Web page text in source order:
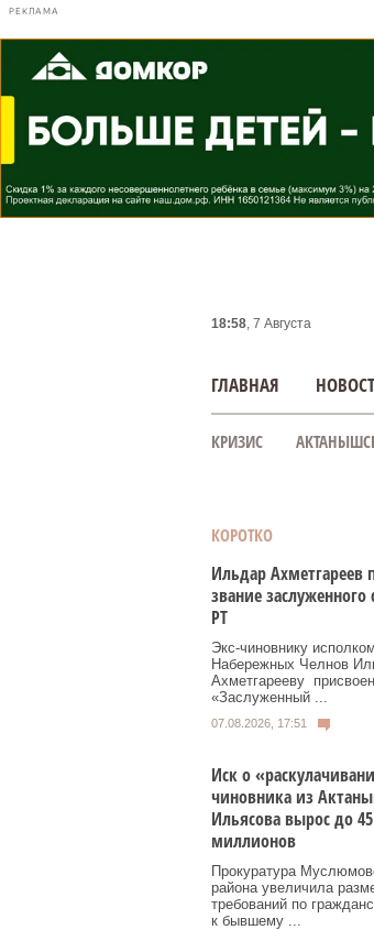
РЕКЛАМА
18:58, 7 Августа
ГЛАВНАЯ
КРИЗИС
КОРОТКО
Ильдар Ахметгареев
звание заслуженного
РТ
Экс‑чиновнику
Набережных Челнов
Ахметгарееву
«Заслуженный ...
07.08.2026, 17:51
Иск о
чиновника из
Ильясова вырос до 45
миллионов
Прокуратура
района увеличила
требований по
к бывшему ...